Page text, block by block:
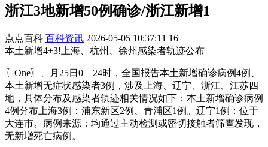
浙江3地新增50例确诊/浙江新增1
点点百科 百科资讯 2026-05-05 10:37:11 16
本土新增4+3!上海、杭州、徐州感染者轨迹公布
〖One〗、月25日0—24时，全国报告本土新增确诊病例4例、
本土新增无症状感染者3例，涉及上海、辽宁、浙江、江苏四
地，具体分布及感染者轨迹相关情况如下：本土新增确诊病例
4例分布上海3例：浦东新区2例、青浦区1例。辽宁1例：位于
大连市。病例来源：均通过主动检测或密切接触者筛查发现，
无新增死亡病例。